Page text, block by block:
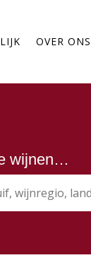
OVER ONS
wijnen…